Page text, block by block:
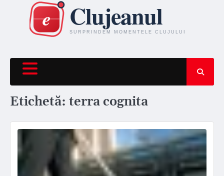
content
Etichetă: terra cognita